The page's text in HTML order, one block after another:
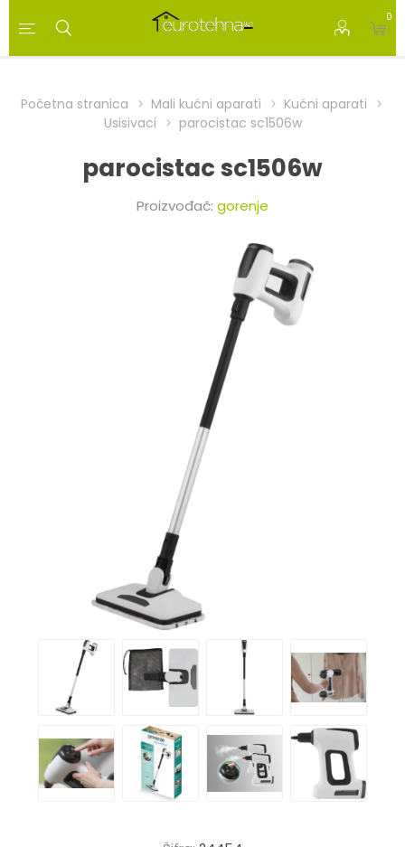
0
Početna stranica Mali kućni aparati
Kućni aparati
Usisivaci
parocistac sc1506w
parocistac sc1506w
Proizvođač: gorenje